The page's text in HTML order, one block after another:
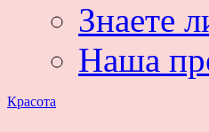
Знаете
Наша
Красота